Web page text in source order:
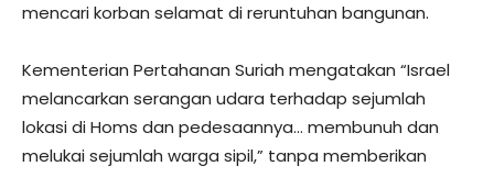
mencari korban selamat di reruntuhan bangunan.
Kementerian Pertahanan Suriah mengatakan “Israel
melancarkan serangan udara terhadap sejumlah
lokasi di Homs dan pedesaannya… membunuh dan
melukai sejumlah warga sipil,” tanpa memberikan